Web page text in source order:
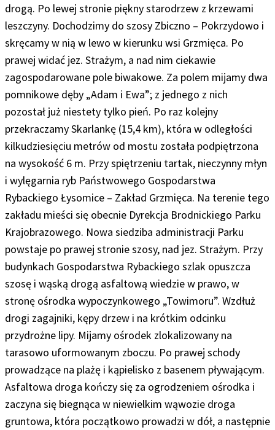
drogą. Po lewej stronie piękny starodrzew z krzewami
leszczyny. Dochodzimy do szosy Zbiczno – Pokrzydowo i
skręcamy w nią w lewo w kierunku wsi Grzmięca. Po
prawej widać jez. Strażym, a nad nim ciekawie
zagospodarowane pole biwakowe. Za polem mijamy dwa
pomnikowe dęby „Adam i Ewa”; z jednego z nich
pozostał już niestety tylko pień. Po raz kolejny
przekraczamy Skarlankę (15,4 km), która w odległości
kilkudziesięciu metrów od mostu została podpiętrzona
na wysokość 6 m. Przy spiętrzeniu tartak, nieczynny młyn
i wylęgarnia ryb Państwowego Gospodarstwa
Rybackiego Łysomice – Zakład Grzmięca. Na terenie tego
zakładu mieści się obecnie Dyrekcja Brodnickiego Parku
Krajobrazowego. Nowa siedziba administracji Parku
powstaje po prawej stronie szosy, nad jez. Strażym. Przy
budynkach Gospodarstwa Rybackiego szlak opuszcza
szosę i wąską drogą asfaltową wiedzie w prawo,w
stronę ośrodka wypoczynkowego „Towimoru”. Wzdłuż
drogi zagajniki, kępy drzew i na krótkim odcinku
przydrożne lipy. Mijamy ośrodek zlokalizowany na
tarasowo uformowanym zboczu. Po prawej schody
prowadzące na plażę i kąpielisko z basenem pływającym.
Asfaltowa droga kończy się za ogrodzeniem ośrodka i
zaczyna się biegnąca w niewielkim wąwozie droga
gruntowa, która początkowo prowadzi w dół, a następnie